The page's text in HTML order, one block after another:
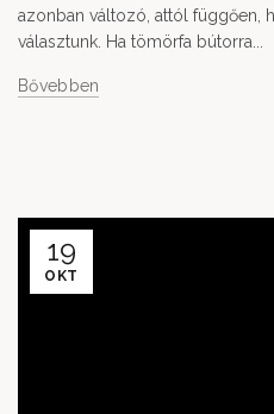
azonban változó, attól függően,
választunk. Ha tömörfa bútorra...
Bővebben
19
OKT